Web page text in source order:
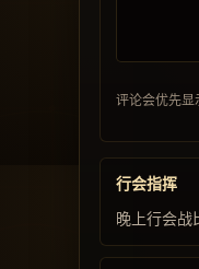
评论会优先显
行会指挥
晚上行会战